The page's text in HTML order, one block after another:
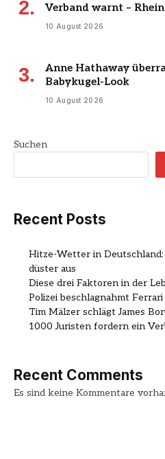
Verband warnt –
10 August 2026
Anne Hathaway
Babykugel-Look
10 August 2026
Suchen
Recent Posts
Hitze-Wetter in
düster aus
Diese drei Faktoren in der
Polizei beschlagnahmt
Tim Mälzer schlägt James
1000 Juristen fordern ein
Recent Comments
Es sind keine Kommentare